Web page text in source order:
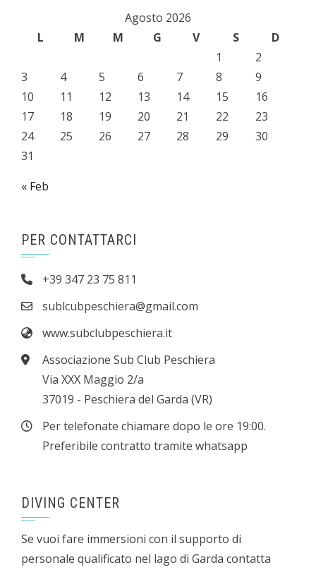
Agosto 2026
L
M M G V S
D
1
2
3
4 5 6 7 8
9
10
11 12 13 14 15
16
17
18 19 20 21 22
23
24
25 26 27 28 29
30
31
« Feb
PER CONTATTARCI
+39 347 23 75 811
sublcubpeschiera@gmail.com
www.subclubpeschiera.it
Associazione Sub Club Peschiera
Via XXX Maggio 2/a
37019 - Peschiera del Garda (VR)
Per telefonate chiamare dopo le ore 19:00.
Preferibile contratto tramite whatsapp
DIVING CENTER
Se vuoi fare immersioni con il supporto di
personale qualificato nel lago di Garda contatta